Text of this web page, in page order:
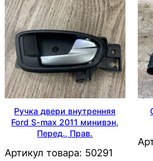
Ручка двери внутренняя
Ford S-max 2011 минивэн,
Перед., Прав.
Артикул товара: 50291